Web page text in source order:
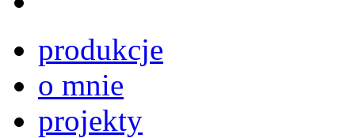
produkcje
o mnie
projekty